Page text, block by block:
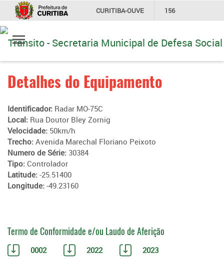
CURITIBA-OUVE 156
Ir
para
conteúdo
Detalhes do Equipamento
Identificador: Radar MO-75C
Local: Rua Doutor Bley Zornig
Velocidade: 50km/h
Trecho: Avenida Marechal Floriano Peixoto
Numero de Série: 30384
Tipo: Controlador
Latitude: -25.51400
Longitude: -49.23160
Termo de Conformidade e/ou Laudo de Aferição
0002 2022 2023